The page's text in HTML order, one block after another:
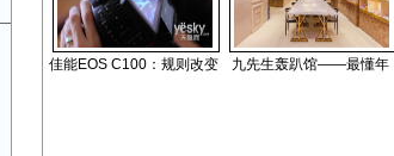
佳能EOS C100：规则改变 九先生轰趴馆——最懂年